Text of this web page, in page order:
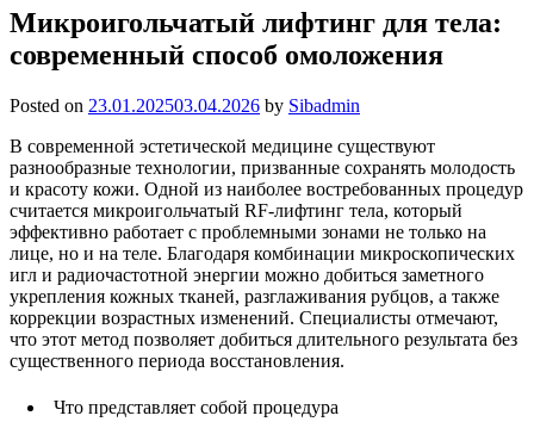
Микроигольчатый лифтинг для тела:
современный способ омоложения
Posted on 23.01.202503.04.2026 by Sibadmin
В современной эстетической медицине существуют
разнообразные технологии, призванные сохранять молодость
и красоту кожи. Одной из наиболее востребованных процедур
считается микроигольчатый RF-лифтинг тела, который
эффективно работает с проблемными зонами не только на
лице, но и на теле. Благодаря комбинации микроскопических
игл и радиочастотной энергии можно добиться заметного
укрепления кожных тканей, разглаживания рубцов, а также
коррекции возрастных изменений. Специалисты отмечают,
что этот метод позволяет добиться длительного результата без
существенного периода восстановления.
Что представляет собой процедура